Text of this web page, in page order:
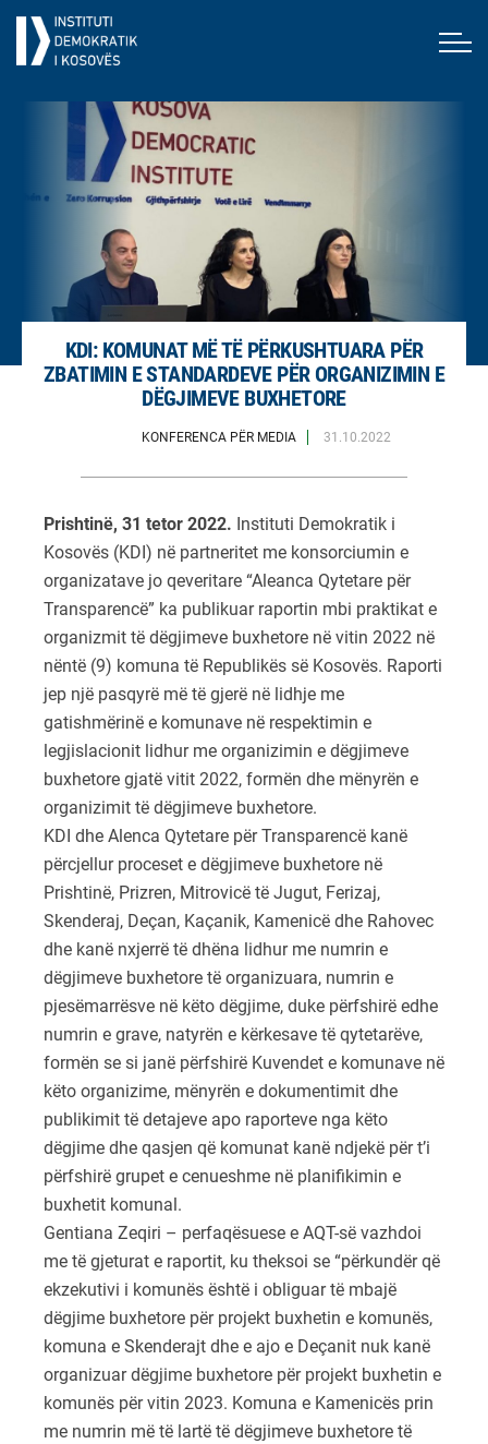
KDI: KOMUNAT MË TË PËRKUSHTUARA PËR
ZBATIMIN E STANDARDEVE PËR ORGANIZIMIN E
DËGJIMEVE BUXHETORE
KONFERENCA PËR MEDIA 31.10.2022
Prishtinë, 31 tetor 2022. Instituti Demokratik i
Kosovës (KDI) në partneritet me konsorciumin e
organizatave jo qeveritare “Aleanca Qytetare për
Transparencë” ka publikuar raportin mbi praktikat e
organizmit të dëgjimeve buxhetore në vitin 2022 në
nëntë (9) komuna të Republikës së Kosovës. Raporti
jep një pasqyrë më të gjerë në lidhje me
gatishmërinë e komunave në respektimin e
legjislacionit lidhur me organizimin e dëgjimeve
buxhetore gjatë vitit 2022, formën dhe mënyrën e
organizimit të dëgjimeve buxhetore.
KDI dhe Alenca Qytetare për Transparencë kanë
përcjellur proceset e dëgjimeve buxhetore në
Prishtinë, Prizren, Mitrovicë të Jugut, Ferizaj,
Skenderaj, Deçan, Kaçanik, Kamenicë dhe Rahovec
dhe kanë nxjerrë të dhëna lidhur me numrin e
dëgjimeve buxhetore të organizuara, numrin e
pjesëmarrësve në këto dëgjime, duke përfshirë edhe
numrin e grave, natyrën e kërkesave të qytetarëve,
formën se si janë përfshirë Kuvendet e komunave në
këto organizime, mënyrën e dokumentimit dhe
publikimit të detajeve apo raporteve nga këto
dëgjime dhe qasjen që komunat kanë ndjekë për t’i
përfshirë grupet e cenueshme në planifikimin e
buxhetit komunal.
Gentiana Zeqiri – perfaqësuese e AQT-së vazhdoi
me të gjeturat e raportit, ku theksoi se “përkundër që
ekzekutivi i komunës është i obliguar të mbajë
dëgjime buxhetore për projekt buxhetin e komunës,
komuna e Skenderajt dhe e ajo e Deçanit nuk kanë
organizuar dëgjime buxhetore për projekt buxhetin e
komunës për vitin 2023. Komuna e Kamenicës prin
me numrin më të lartë të dëgjimeve buxhetore të